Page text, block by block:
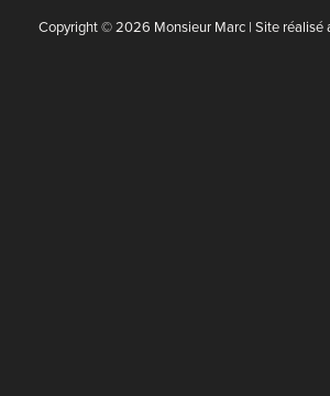
Copyright © 2026 Monsieur Marc | Site réalisé